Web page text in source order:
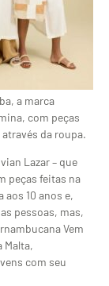
a marca
com peças
da roupa.
Lazar – que
peças feitas na
10 anos e,
pessoas, mas,
Vem
Malta,
com seu